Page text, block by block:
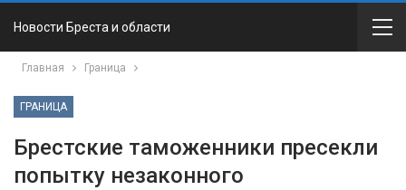
Новости Бреста и области
Главная Граница
ГРАНИЦА
Брестские таможенники пресекли
попытку незаконного